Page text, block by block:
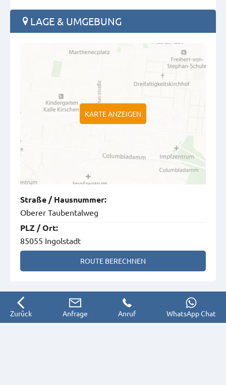
LAGE & UMGEBUNG
KARTE ANZEIGEN
Straße / Hausnummer:
Oberer Taubentalweg
PLZ /Ort:
85055 Ingolstadt
ROUTE BERECHNEN
Zurück Anfrage Anruf WhatsApp Chat